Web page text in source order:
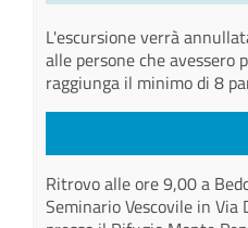
L'escursione verrà
alle persone che avessero
raggiunga il minimo di 8
Ritrovo alle ore 9,00 a
Seminario Vescovile in Via